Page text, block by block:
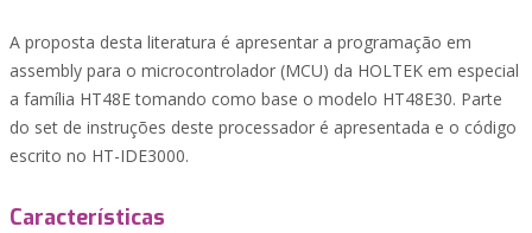
A proposta desta literatura é apresentar a programação em
assembly para o microcontrolador (MCU) da HOLTEK em especial
a família HT48E tomando como base o modelo HT48E30. Parte
do set de instruções deste processador é apresentada e o código
escrito no HT-IDE3000.
Características